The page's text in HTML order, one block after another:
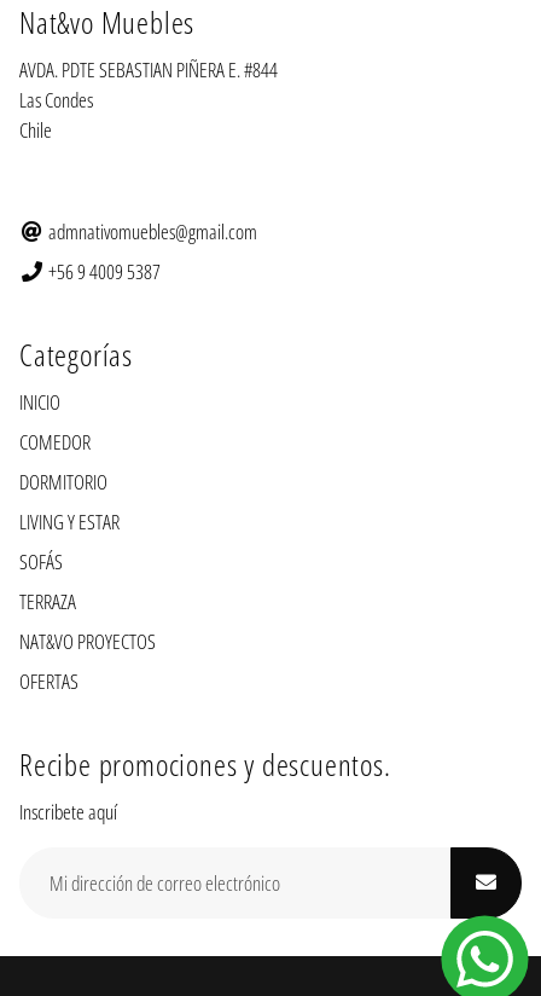
Nat&vo Muebles
AVDA. PDTE SEBASTIAN PIÑERA E. #844
Las Condes
Chile
admnativomuebles@gmail.com
+56 9 4009 5387
Categorías
INICIO
COMEDOR
DORMITORIO
LIVING Y ESTAR
SOFÁS
TERRAZA
NAT&VO PROYECTOS
OFERTAS
Recibe promociones y descuentos.
Inscribete aquí